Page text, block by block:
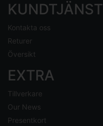
KUNDTJÄNST
Kontakta oss
Returer
Översikt
EXTRA
Tillverkare
Our News
Presentkort